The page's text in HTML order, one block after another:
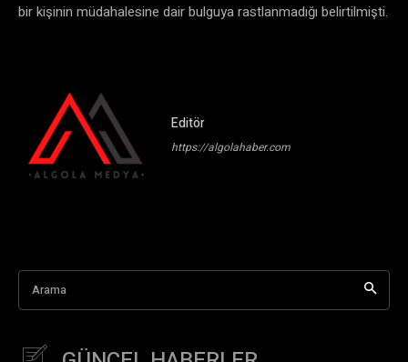
bir kişinin müdahalesine dair bulguya rastlanmadığı belirtilmişti.
Editör
https://algolahaber.com
Arama